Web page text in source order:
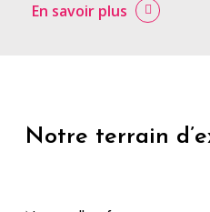
En savoir plus
Notre terrain